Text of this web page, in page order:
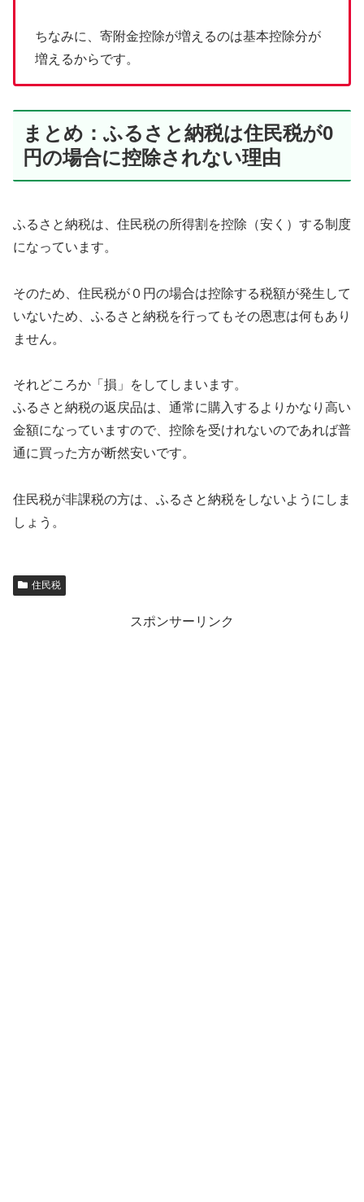
ちなみに、寄附金控除が増えるのは基本控除分が
増えるからです。
まとめ：ふるさと納税は住民税が0
円の場合に控除されない理由
ふるさと納税は、住民税の所得割を控除（安く）する制度
になっています。
そのため、住民税が０円の場合は控除する税額が発生して
いないため、ふるさと納税を行ってもその恩恵は何もあり
ません。
それどころか「損」をしてしまいます。
ふるさと納税の返戻品は、通常に購入するよりかなり高い
金額になっていますので、控除を受けれないのであれば普
通に買った方が断然安いです。
住民税が非課税の方は、ふるさと納税をしないようにしま
しょう。
住民税
スポンサーリンク